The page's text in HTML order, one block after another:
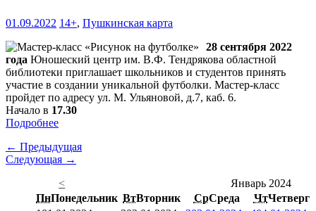
01.09.2022 14+, Пушкинская карта
28 сентября 2022
года Юношеский центр им. В.Ф. Тендрякова областной
библиотеки приглашает школьников и студентов принять
участие в создании уникальной футболки. Мастер-класс
пройдет по адресу ул. М. Ульяновой, д.7, каб. 6.
Начало в 17.30
Подробнее
← Предыдущая
Следующая →
<
Январь 2024
ПнПонедельник ВтВторник СрСреда ЧтЧетверг